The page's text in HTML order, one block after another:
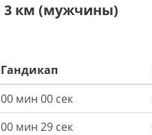
3 км (мужчины)
Гандикап
00 мин 00 сек
00 мин 29 сек